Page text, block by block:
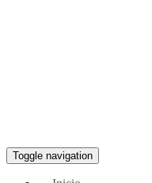
Toggle navigation